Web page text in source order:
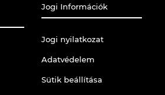
Jogi Információk
Jogi nyilatkozat
Adatvédelem
Sütik beállítása